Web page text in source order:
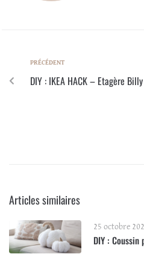
PRÉCÉDENT
DIY : IKEA HACK – Etagère
Articles similaires
25 octobre
DIY : Coussin